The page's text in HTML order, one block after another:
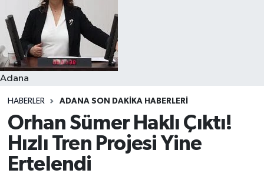
Adana
HABERLER ADANA SON DAKIKA HABERLERI
Orhan Sümer Haklı Çıktı!
Hızlı Tren Projesi Yine
Ertelendi
Resmi İlanlar